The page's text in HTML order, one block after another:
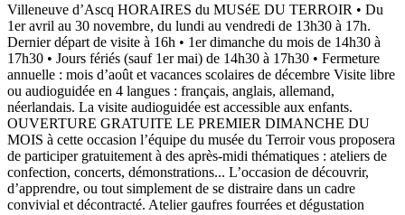
Villeneuve d’Ascq HORAIRES du MUSéE DU TERROIR • Du
1er avril au 30 novembre, du lundi au vendredi de 13h30 à 17h.
Dernier départ de visite à 16h • 1er dimanche du mois de 14h30 à
17h30 • Jours fériés (sauf 1er mai) de 14h30 à 17h30 • Fermeture
annuelle : mois d’août et vacances scolaires de décembre Visite libre
ou audioguidée en 4 langues : français, anglais, allemand,
néerlandais. La visite audioguidée est accessible aux enfants.
OUVERTURE GRATUITE LE PREMIER DIMANCHE DU
MOIS à cette occasion l’équipe du musée du Terroir vous proposera
de participer gratuitement à des après-midi thématiques : ateliers de
confection, concerts, démonstrations... L’occasion de découvrir,
d’apprendre, ou tout simplement de se distraire dans un cadre
convivial et décontracté. Atelier gaufres fourrées et dégustation